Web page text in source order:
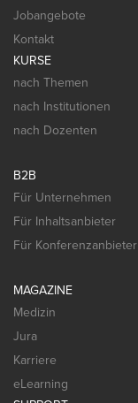
Jobangebote
Kontakt
KURSE
nach Themen
nach Institutionen
nach Dozenten
B2B
Für Unternehmen
Für Inhaltsanbieter
Für Konferenzanbieter
MAGAZINE
Medizin
Jura
Karriere
eLearning